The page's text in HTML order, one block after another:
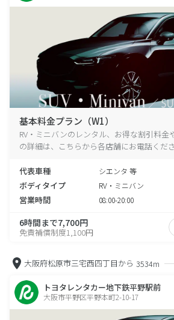
基本料金プラン（W1）
RV・ミニバンのレンタル、お得な割引料金
の詳細は、こちらから各店舗にお電話くださ
代表車種 シエンタ 等
ボディタイプ RV・ミニバン
営業時間 08:00-20:00
6時間まで7,700円
免責補償制度1,100円
大阪府松原市三宅西四丁目から 3534m
トヨタレンタカー地下鉄平野駅前
大阪市平野区平野本町2-10-17